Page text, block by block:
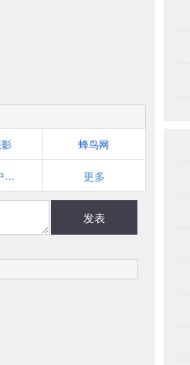
蜂鸟网
7MX - 中国领先的视觉创作社区 更多
发表